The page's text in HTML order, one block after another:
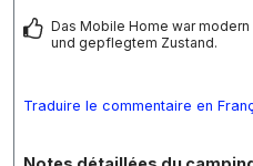
Das Mobile Home war
und gepflegtem Zustand.
Traduire le commentaire en